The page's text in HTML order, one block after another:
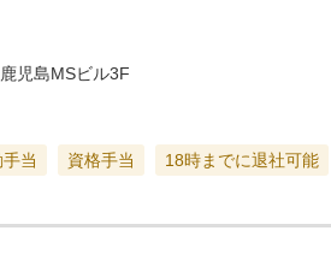
児島MSビル3F
当 資格手当 18時までに退社可能